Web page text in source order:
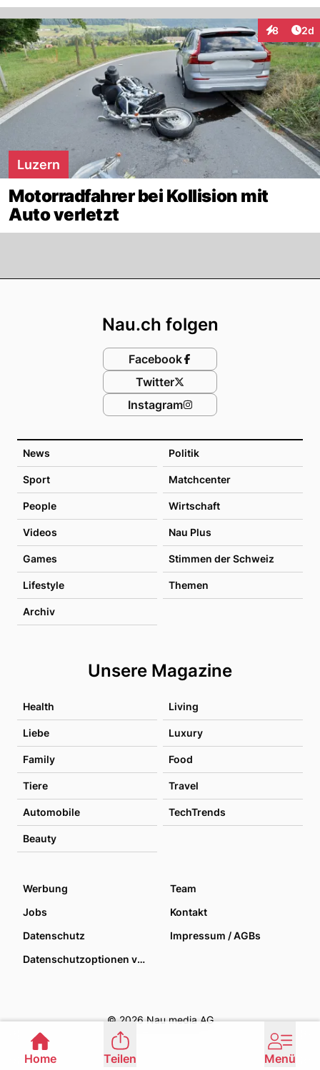
8 2d
Luzern
Motorradfahrer bei Kollision mit
Auto verletzt
News Politik
Sport Matchcenter
People Wirtschaft
Videos Nau Plus
Games Stimmen der Schweiz
Lifestyle Themen
Archiv
Unsere Magazine
Health Living
Liebe Luxury
Family Food
Tiere Travel
Automobile TechTrends
Beauty
Nau.ch folgen
Facebook
Twitter
Instagram
Werbung
Team
Jobs
Kontakt
Datenschutz
Impressum / AGBs
Datenschutzoptionen verwalten
© 2026 Nau media AG
Home Teilen Menü